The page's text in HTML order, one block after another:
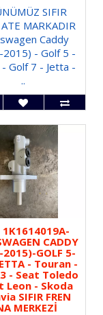
SIFIR
MARKADIR
Caddy
- Golf 5 -
Golf 7 - Jetta -
..
1K1614019A-
CADDY
GOLF 5-
- Touran -
- Seat Toledo
Leon - Skoda
SIFIR FREN
MERKEZİ